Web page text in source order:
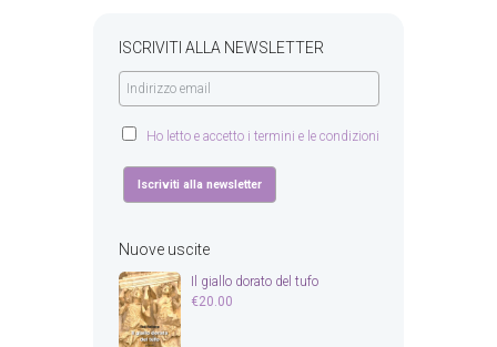
ISCRIVITI ALLA NEWSLETTER
Ho letto e accetto i termini e le condizioni
Nuove uscite
Il giallo dorato del tufo
€20.00